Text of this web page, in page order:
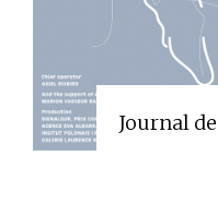
Journal